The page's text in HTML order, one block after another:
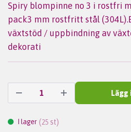
Spiry blompinne no 3 i rostfri
pack3 mm rostfritt stål
växtstöd / uppbindning av
dekorati
Lägg
I lager (25 st)